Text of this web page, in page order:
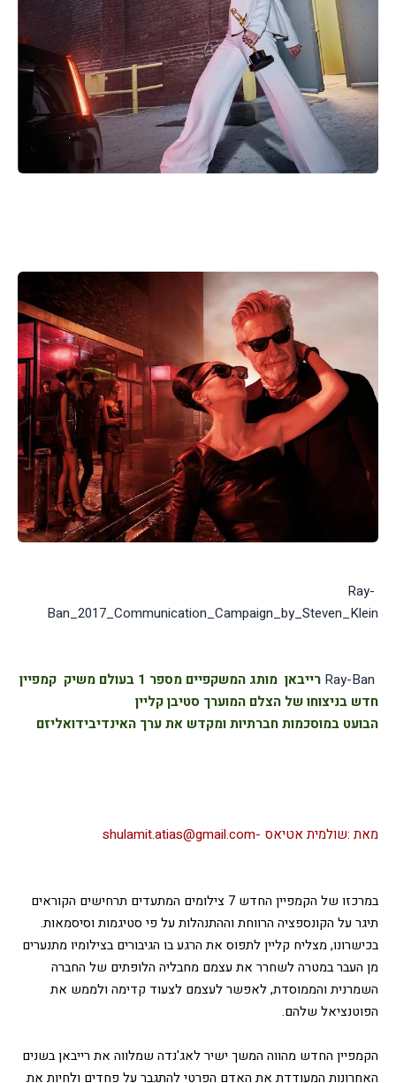
Ray-
Ban_2017_Communication_Campaign_by_Steven_Klein
Ray-Ban רייבאן מותג המשקפיים מספר 1 בעולם משיק
חדש בניצוחו של הצלם המוערך סטיבן קליין
הבועט במוסכמות חברתיות ומקדש את ערך האינדיבידואליזם
מאת :שולמית אטיאס -shulamit.atias@gmail.com
הפוטנציאל שלהם.